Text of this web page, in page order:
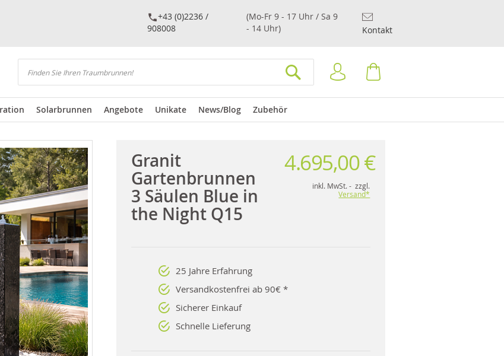
+43 (0)2236 /
908008
(Mo-Fr 9 - 17 Uhr / Sa 9
- 14 Uhr)
Kontakt
Suchen
Anmelden
Solarbrunnen Angebote Unikate News/Blog Zubehör
Granit
Gartenbrunnen
3 Säulen Blue in
the Night Q15
4.695,00 €
inkl. MwSt. - zzgl.
Versand*
25 Jahre Erfahrung
Versandkostenfrei ab 90€ *
Sicherer Einkauf
Schnelle Lieferung